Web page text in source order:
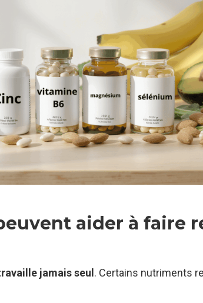
aider à faire
jamais seul . Certains nutriments